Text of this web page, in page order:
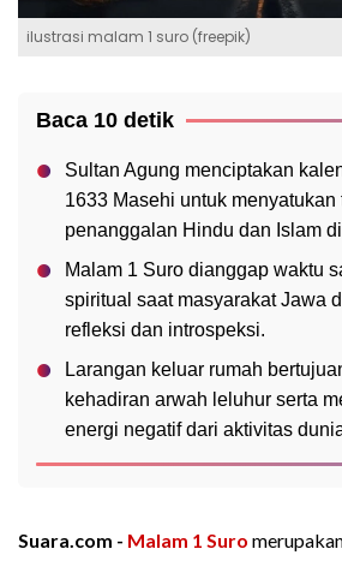
ilustrasi malam 1 suro (freepik)
Baca 10 detik
Sultan Agung menciptakan
1633 Masehi untuk menyatukan
penanggalan Hindu dan Islam
Malam 1 Suro dianggap waktu
spiritual saat masyarakat Jawa
refleksi dan introspeksi.
Larangan keluar rumah
kehadiran arwah leluhur serta
energi negatif dari aktivitas
Suara.com - Malam 1 Suro